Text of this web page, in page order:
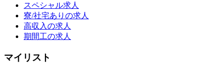
スペシャル求人
寮/社宅ありの求人
高収入の求人
期間工の求人
マイリスト